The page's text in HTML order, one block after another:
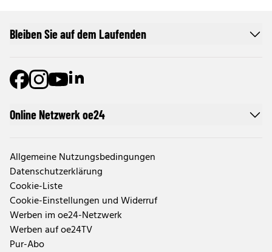
Online Netzwerk oe24
Allgemeine Nutzungsbedingungen
Datenschutzerklärung
Cookie-Liste
Cookie-Einstellungen und Widerruf
Werben im oe24-Netzwerk
Werben auf oe24TV
Pur-Abo
Bleiben Sie auf dem Laufenden